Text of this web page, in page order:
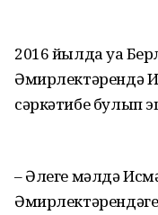
2016 йылда уға
Әмирлектәрендә
сәркәтибе булып
– Әлеге мәлдә